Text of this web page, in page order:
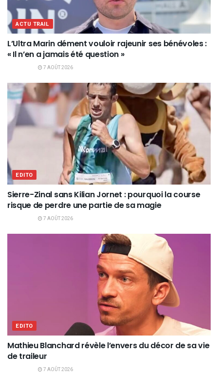
ACTU TRAIL
L’Ultra Marin dément vouloir rajeunir ses bénévoles :
« Il n’en a jamais été question »
7 AOÛT 2026
EDITO
Sierre-Zinal sans Kilian Jornet : pourquoi la course
risque de perdre une partie de sa magie
7 AOÛT 2026
EDITO
Mathieu Blanchard révèle l’envers du décor de sa vie
de traileur
7 AOÛT 2026